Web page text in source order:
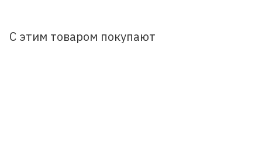
С этим товаром покупают